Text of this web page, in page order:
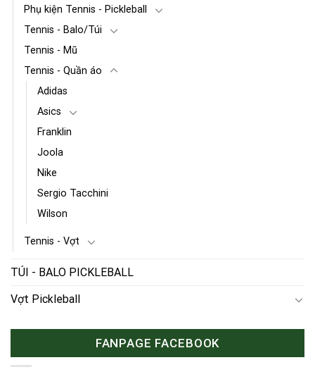
Phụ kiện Tennis - Pickleball
Tennis - Balo/Túi
Tennis - Mũ
Tennis - Quần áo
Adidas
Asics
Franklin
Joola
Nike
Sergio Tacchini
Wilson
Tennis - Vợt
TÚI - BALO PICKLEBALL
Vợt Pickleball
FANPAGE FACEBOOK